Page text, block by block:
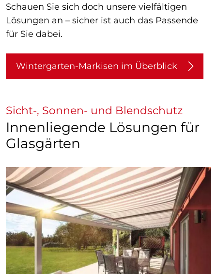
Schauen Sie sich doch unsere vielfältigen
Lösungen an – sicher ist auch das Passende
für Sie dabei.
Wintergarten-Markisen im Überblick
Sicht-, Sonnen- und Blendschutz
Innenliegende Lösungen für
Glasgärten